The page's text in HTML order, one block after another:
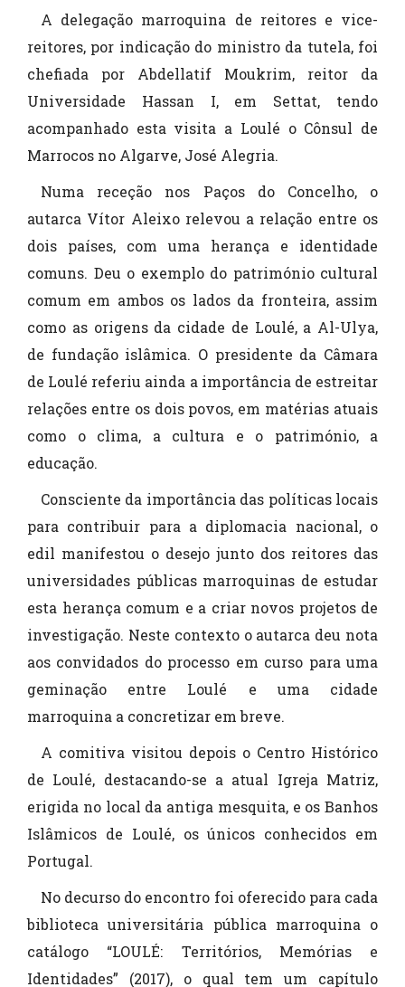
A delegação marroquina de reitores e vice-
reitores, por indicação do ministro da tutela, foi
chefiada por Abdellatif Moukrim, reitor da
Universidade Hassan I, em Settat, tendo
acompanhado esta visita a Loulé o Cônsul de
Marrocos no Algarve, José Alegria.
Numa receção nos Paços do Concelho, o
autarca Vítor Aleixo relevou a relação entre os
dois países, com uma herança e identidade
comuns. Deu o exemplo do património cultural
comum em ambos os lados da fronteira, assim
como as origens da cidade de Loulé, a Al-Ulya,
de fundação islâmica. O presidente da Câmara
de Loulé referiu ainda a importância de estreitar
relações entre os dois povos, em matérias atuais
como o clima, a cultura e o património, a
educação.
Consciente da importância das políticas locais
para contribuir para a diplomacia nacional, o
edil manifestou o desejo junto dos reitores das
universidades públicas marroquinas de estudar
esta herança comum e a criar novos projetos de
investigação. Neste contexto o autarca deu nota
aos convidados do processo em curso para uma
geminação entre Loulé e uma cidade
marroquina a concretizar em breve.
A comitiva visitou depois o Centro Histórico
de Loulé, destacando-se a atual Igreja Matriz,
erigida no local da antiga mesquita, e os Banhos
Islâmicos de Loulé, os únicos conhecidos em
Portugal.
No decurso do encontro foi oferecido para cada
biblioteca universitária pública marroquina o
catálogo “LOULÉ: Territórios, Memórias e
Identidades” (2017), o qual tem um capítulo